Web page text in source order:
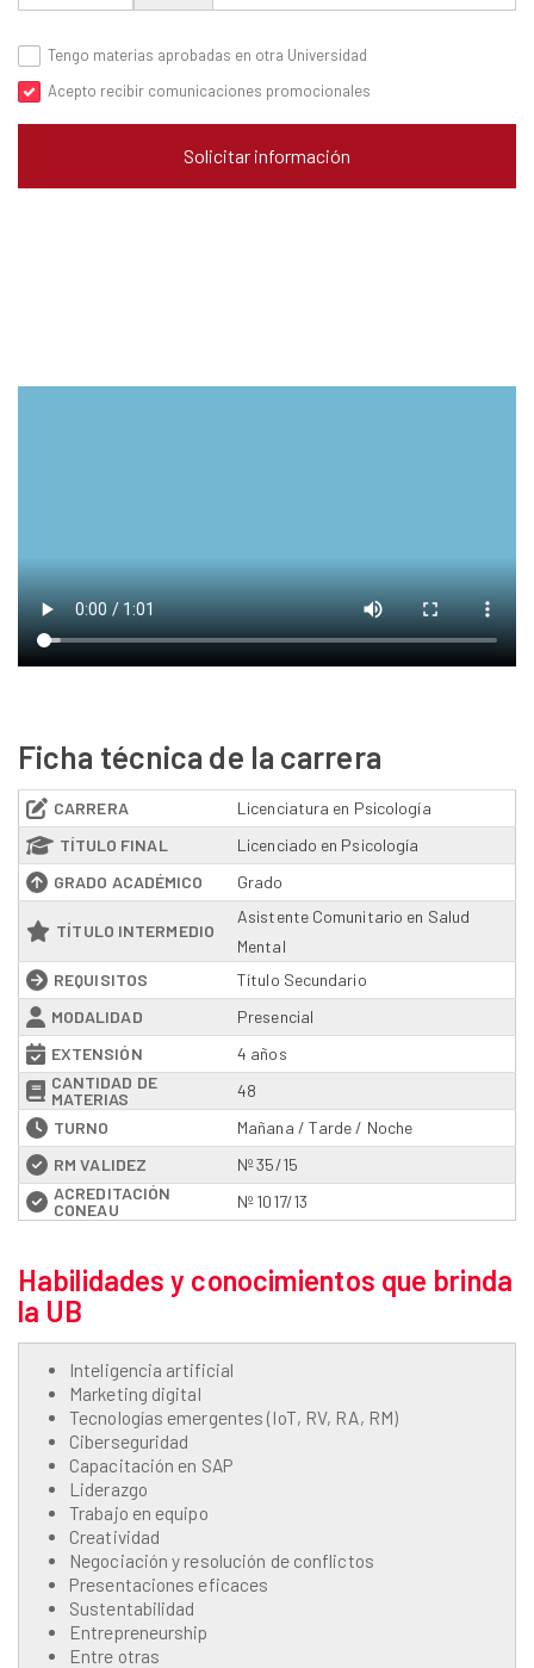
Ficha técnica de la carrera
CARRERA
Licenciatura en Psicología
TÍTULO FINAL
Licenciado en Psicología
GRADO ACADÉMICO
Grado
TÍTULO INTERMEDIO
Asistente Comunitario en Salud
Mental
REQUISITOS
Título Secundario
MODALIDAD
Presencial
EXTENSIÓN
4 años
CANTIDAD DE
MATERIAS
48
TURNO
Mañana / Tarde / Noche
RM VALIDEZ
Nº 35/15
ACREDITACIÓN
CONEAU
Nº 1017/13
Habilidades y conocimientos que brinda
la UB
Inteligencia artificial
Marketing digital
Tecnologías emergentes (IoT, RV, RA, RM)
Ciberseguridad
Capacitación en SAP
Liderazgo
Trabajo en equipo
Creatividad
Negociación y resolución de conflictos
Presentaciones eficaces
Sustentabilidad
Entrepreneurship
Entre otras